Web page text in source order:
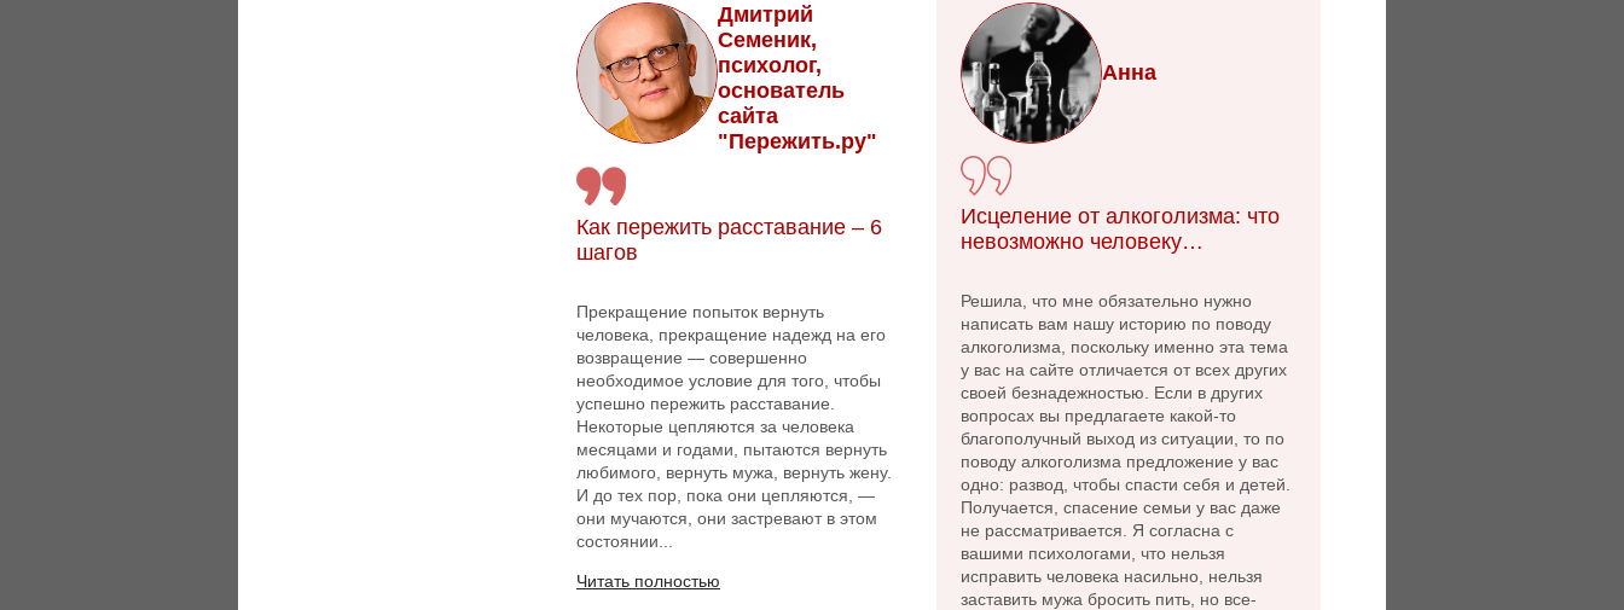
Дмитрий
Семеник,
психолог,
основатель
сайта
"Пережить.ру"
Как пережить расставание – 6
шагов
Прекращение попыток вернуть
человека, прекращение надежд на его
возвращение — совершенно
необходимое условие для того, чтобы
успешно пережить расставание.
Некоторые цепляются за человека
месяцами и годами, пытаются вернуть
любимого, вернуть мужа, вернуть жену.
И до тех пор, пока они цепляются, —
они мучаются, они застревают в этом
состоянии...
Читать полностью
Анна
Исцеление от алкоголизма: что
невозможно человеку…
Решила, что мне обязательно нужно
написать вам нашу историю по поводу
алкоголизма, поскольку именно эта тема
у вас на сайте отличается от всех других
своей безнадежностью. Если в других
вопросах вы предлагаете какой-то
благополучный выход из ситуации, то по
поводу алкоголизма предложение у вас
одно: развод, чтобы спасти себя и детей.
Получается, спасение семьи у вас даже
не рассматривается. Я согласна с
вашими психологами, что нельзя
исправить человека насильно, нельзя
заставить мужа бросить пить, но все-